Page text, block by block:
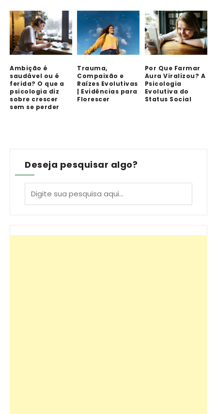
Ambição é
saudável ou é
ferida? O que a
psicologia diz
sobre crescer
sem se perder
Trauma,
Compaixão e
Raízes Evolutivas
| Evidências para
Florescer
Por Que Farmar
Aura Viralizou? A
Psicologia
Evolutiva do
Status Social
Deseja pesquisar algo?